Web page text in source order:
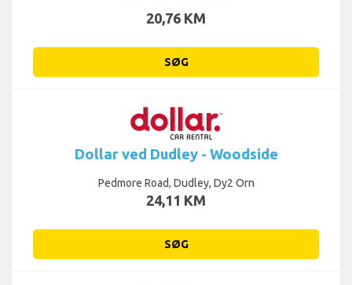
20,76 KM
SØG
Dollar ved Dudley - Woodside
Pedmore Road, Dudley, Dy2 Orn
24,11 KM
SØG